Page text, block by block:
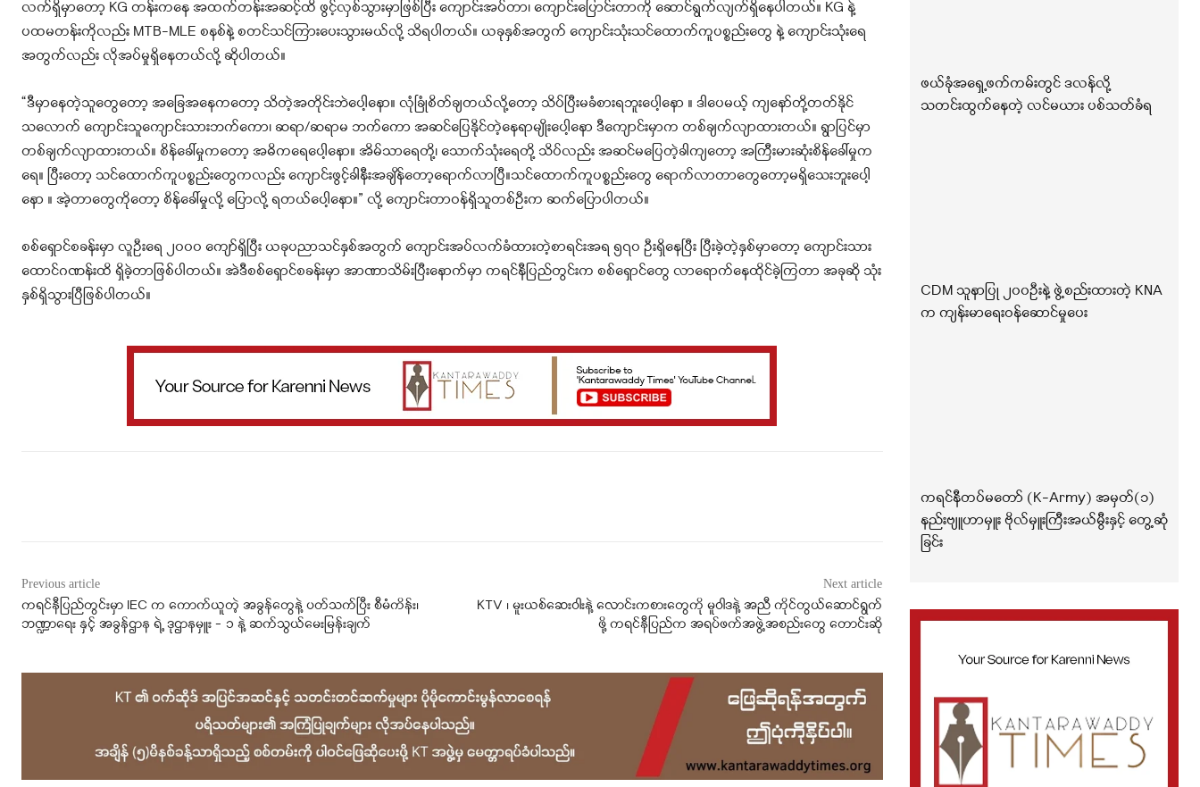
လက်ရှိမှာတော့ KG တန်းကနေ အထက်တန်းအဆင့်ထိ ဖွင့်လှစ်သွားမှာဖြစ်ပြီး ကျောင်းအပ်တာ၊ ကျောင်းပြောင်းတာကို ဆောင်ရွက်လျက်ရှိနေပါတယ်။ KG နဲ့
ပထမတန်းကိုလည်း MTB-MLE စနစ်နဲ့ စတင်သင်ကြားပေးသွားမယ်လို့ သိရပါတယ်။ ယခုနှစ်အတွက် ကျောင်းသုံးသင်ထောက်ကူပစ္စည်းတွေ နဲ့ ကျောင်းသုံးရေ
အတွက်လည်း လိုအပ်မှုရှိနေတယ်လို့ ဆိုပါတယ်။
“ဒီမှာနေတဲ့သူတွေတော့ အခြေအနေကတော့ သိတဲ့အတိုင်းဘဲပေါ့နော။ လုံခြုံစိတ်ချတယ်လို့တော့ သိပ်ပြီးမခံစားရဘူးပေါ့နော ။ ဒါပေမယ့် ကျနော်တို့တတ်နိုင်
သလောက် ကျောင်းသူကျောင်းသားဘက်ကော၊ ဆရာ/ဆရာမ ဘက်ကော အဆင်ပြေနိုင်တဲ့နေရာမျိုးပေါ့နော ဒီကျောင်းမှာက တစ်ချက်လျာထားတယ်။ ရွာပြင်မှာ
တစ်ချက်လျာထားတယ်။ စိန်ခေါ်မှုကတော့ အဓိကရေပေါ့နော။ အိမ်သာရေတို့၊ သောက်သုံးရေတို့ သိပ်လည်း အဆင်မပြေတဲ့ခါကျတော့ အကြီးမားဆုံးစိန်ခေါ်မှုက
ရေ။ ပြီးတော့ သင်ထောက်ကူပစ္စည်းတွေကလည်း ကျောင်းဖွင့်ခါနီးအချိန်တော့ရောက်လာပြီ။သင်ထောက်ကူပစ္စည်းတွေ ရောက်လာတာတွေတော့မရှိသေးဘူးပေါ့
နော ။ အဲ့တာတွေကိုတော့ စိန်ခေါ်မှုလို့ ပြောလို့ ရတယ်ပေါ့နော။” လို့ ကျောင်းတာဝန်ရှိသူတစ်ဦးက ဆက်ပြောပါတယ်။
စစ်ရှောင်စခန်းမှာ လူဦးရေ ၂၀၀၀ ကျော်ရှိပြီး ယခုပညာသင်နှစ်အတွက် ကျောင်းအပ်လက်ခံထားတဲ့စာရင်းအရ ၅၇၀ ဦးရှိနေပြီး ပြီးခဲ့တဲ့နှစ်မှာတော့ ကျောင်းသား
ထောင်ဂဏန်းထိ ရှိခဲ့တာဖြစ်ပါတယ်။ အဲဒီစစ်ရှောင်စခန်းမှာ အာဏာသိမ်းပြီးနောက်မှာ ကရင်နီပြည်တွင်းက စစ်ရှောင်တွေ လာရောက်နေထိုင်ခဲ့ကြတာ အခုဆို သုံး
နှစ်ရှိသွားပြီဖြစ်ပါတယ်။
Previous article
ကရင်နီပြည်တွင်းမှာ IEC က ကောက်ယူတဲ့ အခွန်တွေနဲ့ ပတ်သက်ပြီး စီမံကိန်း၊
ဘဏ္ဍာရေး နှင့် အခွန်ဌာန ရဲ့ ဒုဌာနမှူး – ၁ နဲ့ ဆက်သွယ်မေးမြန်းချက်
Next article
KTV ၊ မူးယစ်ဆေးဝါးနဲ့ လောင်းကစားတွေကို မူဝါဒနဲ့ အညီ ကိုင်တွယ်ဆောင်ရွက်
ဖို့ ကရင်နီပြည်က အရပ်ဖက်အဖွဲ့အစည်းတွေ တောင်းဆို
ဖယ်ခုံအရှေ့ဖက်ကမ်းတွင် ဒလန်လို့
သတင်းထွက်နေတဲ့ လင်မယား ပစ်သတ်ခံရ
CDM သူနာပြု ၂၀၀ဦးနဲ့ ဖွဲ့စည်းထားတဲ့ KNA
က ကျန်းမာရေးဝန်ဆောင်မှုပေး
ကရင်နီတပ်မတော် (K-Army) အမှတ်(၁)
နည်းဗျူဟာမှူး ဗိုလ်မှူးကြီးအယ်မွီးနှင့် တွေ့ဆုံ
ခြင်း